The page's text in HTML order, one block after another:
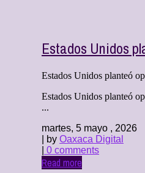
Estados Unidos
Estados Unidos planteó
Estados Unidos planteó
...
martes, 5 mayo , 2026
| by Oaxaca Digital
0 comments
Read more